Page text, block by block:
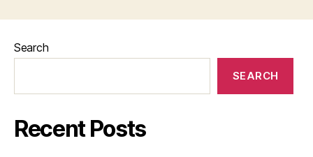
Search
SEARCH
Recent Posts